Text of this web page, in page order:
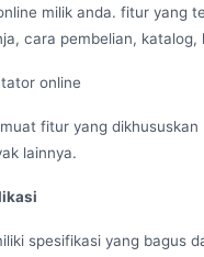
milik anda. fitur yang
cara pembelian,
online
fitur yang
lainnya.
spesifikasi yang bagus